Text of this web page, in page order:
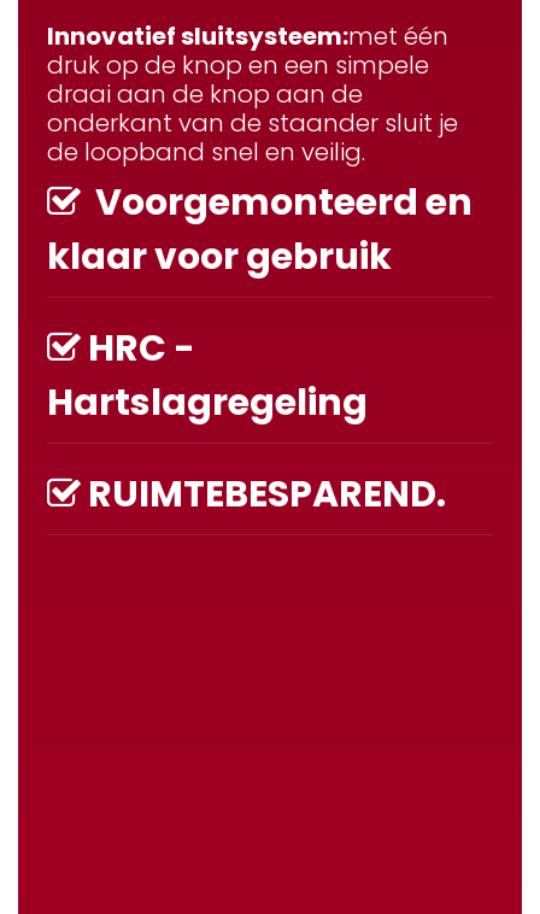
Innovatief sluitsysteem:met één
druk op de knop en een simpele
draai aan de knop aan de
onderkant van de staander sluit je
de loopband snel en veilig.
Voorgemonteerd en
klaar voor gebruik
HRC -
Hartslagregeling
RUIMTEBESPAREND.